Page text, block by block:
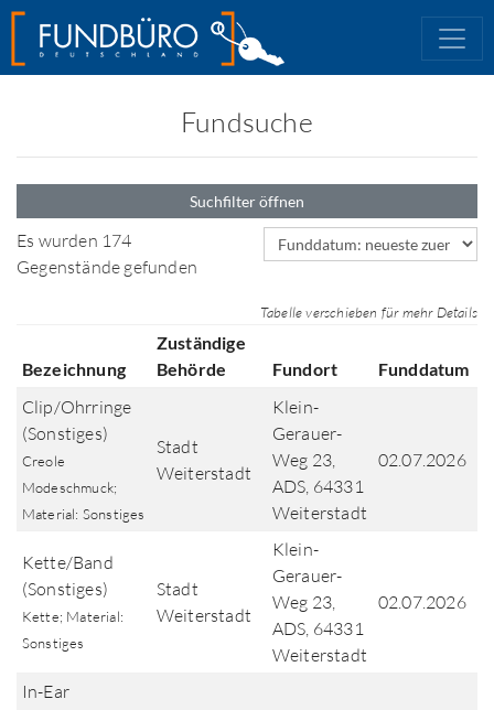
Fundsuche
Suchfilter öffnen
Es wurden 174
Gegenstände gefunden
Sortierfeld
Tabelle verschieben für mehr Details
Bezeichnung
Zuständige
Behörde
Fundort Funddatum
Clip/Ohrringe
(Sonstiges)
Creole
Modeschmuck;
Material: Sonstiges
Stadt
Weiterstadt
Klein-
Gerauer-
Weg 23,
ADS, 64331
Weiterstadt
02.07.2026
Kette/Band
(Sonstiges)
Kette; Material:
Sonstiges
Stadt
Weiterstadt
Klein-
Gerauer-
Weg 23,
ADS, 64331
Weiterstadt
02.07.2026
In-Ear